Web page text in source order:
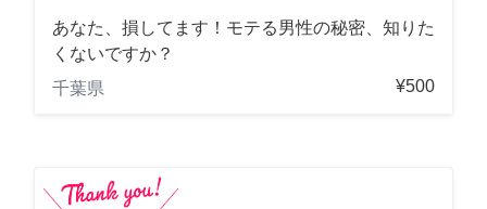
あなた、損してます！モテる男性の秘密、知りた
くないですか？
千葉県
¥500